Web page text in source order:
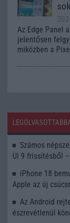
Az Edge Panel
jelentősen
miközben a
Számos
UI 9 frissítésből
iPhone 18
Apple az új
Az Android
észrevétlenül